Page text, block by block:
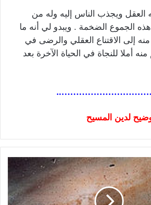
العقل ويجذب الناس إليه وله من
هذه الجموع الضخمة . ويبدو لي أنه ما
إلى الاقتناع العقلي والرضى في
منه أملا للنجاة في الحياة الآخرة بعد
لدين المسيح